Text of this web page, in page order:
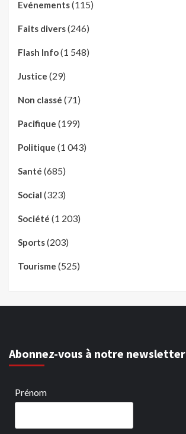
Evénements(115)
Faits divers(246)
Flash Info(1 548)
Justice (29)
Non classé (71)
Pacifique (199)
Politique (1 043)
Santé (685)
Social (323)
Société (1 203)
Sports(203)
Tourisme (525)
Abonnez-vous à notre newsletter
Prénom